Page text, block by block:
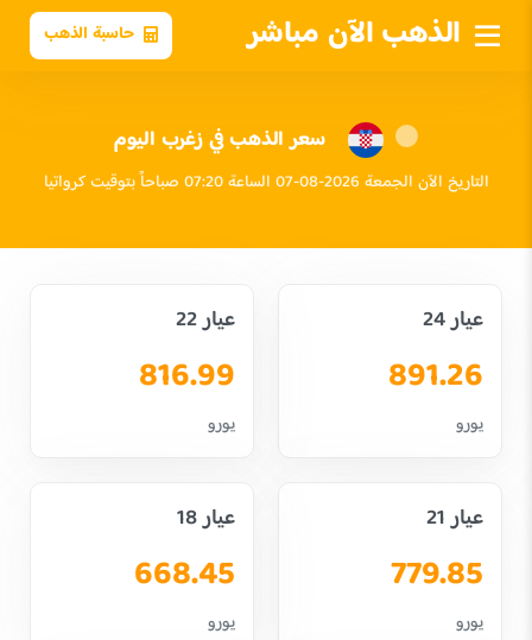
الذهب الآن مباشر حاسبة الذهب
سعر الذهب في زغرب اليوم
التاريخ الآن الجمعة 2026-08-07 الساعة 07:20 صباحاً بتوقيت كرواتيا
عيار 24
891.26
يورو
عيار 22
816.99
يورو
عيار 21
779.85
يورو
عيار 18
668.45
يورو